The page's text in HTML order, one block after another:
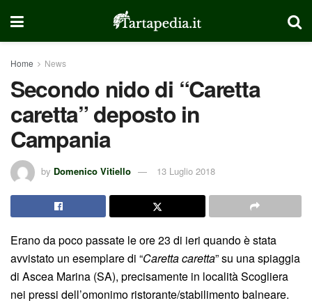
Home News
Secondo nido di “Caretta
caretta” deposto in
Campania
by Domenico Vitiello 13 Luglio 2018
Erano da poco passate le ore 23 di ieri quando è stata
avvistato un esemplare di “Caretta caretta” su una spiaggia
di Ascea Marina (SA), precisamente in località Scogliera
nei pressi dell’omonimo ristorante/stabilimento balneare.